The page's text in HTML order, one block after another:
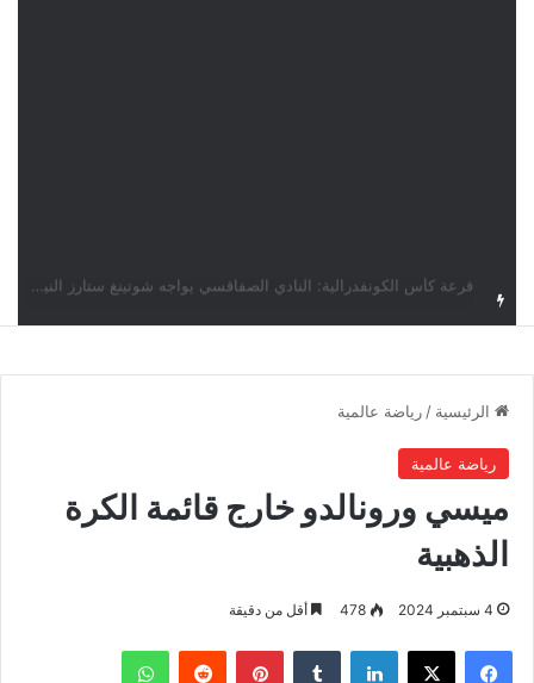
الرئيسية / رياضة عالمية
رياضة عالمية
ميسي ورونالدو خارج قائمة الكرة
الذهبية
4 سبتمبر 2024 478 أقل من دقيقة
فيسبوك ‫X لينكدإن بينتيريست واتساب